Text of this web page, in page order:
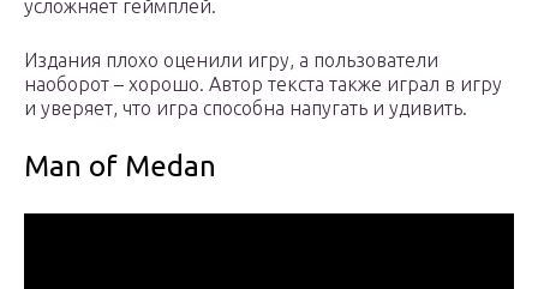
усложняет геймплей.
Издания плохо оценили игру, а пользователи
наоборот – хорошо. Автор текста также играл в игру
и уверяет, что игра способна напугать и удивить.
Man of Medan